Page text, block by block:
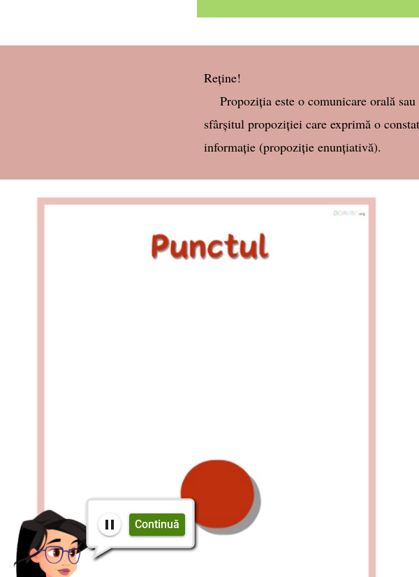
Continuă
Reține!
Propoziția este o comunicare orală sau
sfârșitul propoziției care exprimă o
informație (propoziție enunțiativă).